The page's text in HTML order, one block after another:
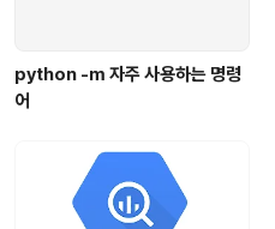
python -m 자주 사용하는 명령
어